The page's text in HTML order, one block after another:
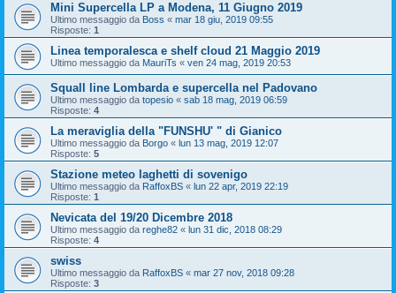
Mini Supercella LP a Modena, 11 Giugno 2019
Ultimo messaggio da Boss « mar 18 giu, 2019 09:55
Risposte: 1
Linea temporalesca e shelf cloud 21 Maggio 2019
Ultimo messaggio da MauriTs « ven 24 mag, 2019 20:53
Squall line Lombarda e supercella nel Padovano
Ultimo messaggio da topesio « sab 18 mag, 2019 06:59
Risposte: 4
La meraviglia della "FUNSHU' " di Gianico
Ultimo messaggio da Borgo « lun 13 mag, 2019 12:07
Risposte: 5
Stazione meteo laghetti di sovenigo
Ultimo messaggio da RaffoxBS « lun 22 apr, 2019 22:19
Risposte: 1
Nevicata del 19/20 Dicembre 2018
Ultimo messaggio da reghe82 « lun 31 dic, 2018 08:29
Risposte: 4
swiss
Ultimo messaggio da RaffoxBS « mar 27 nov, 2018 09:28
Risposte: 3